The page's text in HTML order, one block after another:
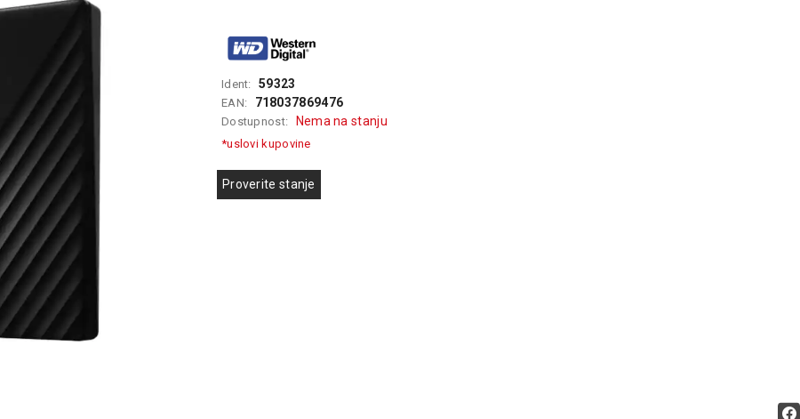
Ident: 59323
EAN: 718037869476
Dostupnost: Nema na stanju
*uslovi kupovine
Proverite stanje